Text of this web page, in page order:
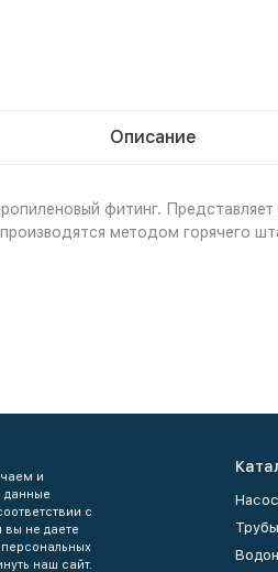
Описание
фитинг.
методом горячего
и
данные
с
вы не даете
наш сайт.